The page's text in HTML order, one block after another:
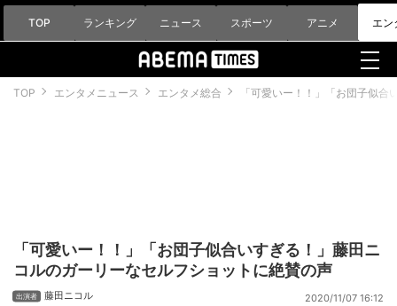
TOP ランキング ニュース スポーツ アニメ エン
TOP エンタメニュース エンタメ総合 「可愛いー！！」「お団子似
「可愛いー！！」「お団子似合いすぎる！」藤田ニ
コルのガーリーなセルフショットに絶賛の声
藤田ニコル 2020/11/07 16:12